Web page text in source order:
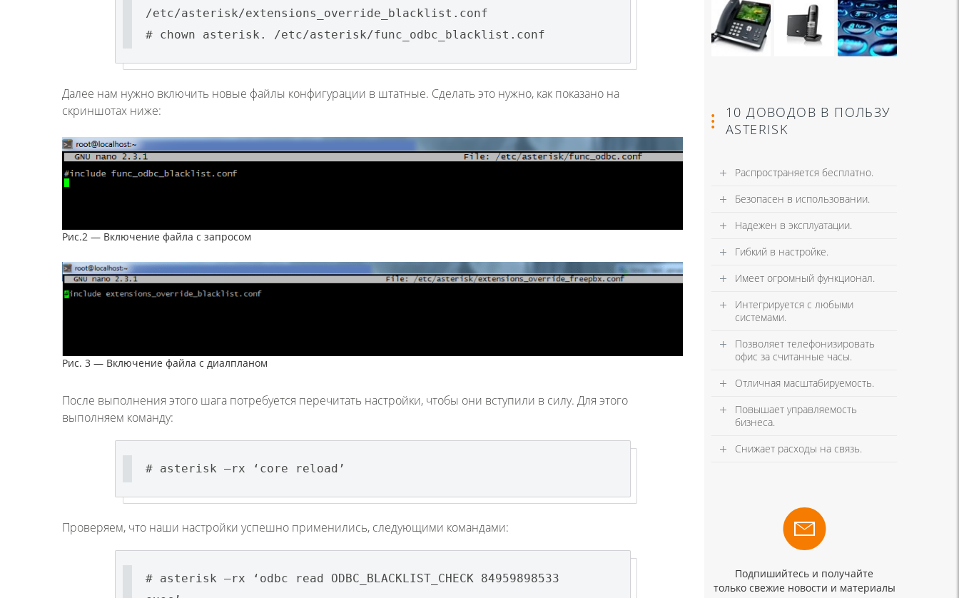
/etc/asterisk/extensions_override_blacklist.conf
# chown asterisk. /etc/asterisk/func_odbc_blacklist.conf
Далее нам нужно включить новые файлы конфигурации в штатные. Сделать это нужно, как показано на
скриншотах ниже:
Рис.2 — Включение файла с запросом
Рис. 3 — Включение файла с диалпланом
После выполнения этого шага потребуется перечитать настройки, чтобы они вступили в силу. Для этого
выполняем команду:
# asterisk –rx ‘core reload’
Проверяем, что наши настройки успешно применились, следующими командами:
# asterisk –rx ‘odbc read ODBC_BLACKLIST_CHECK 84959898533
10 ДОВОДОВ В ПОЛЬЗУ
ASTERISK
Распространяется бесплатно.
Безопасен в использовании.
Надежен в эксплуатации.
Гибкий в настройке.
Имеет огромный функционал.
Интегрируется с любыми
системами.
Позволяет телефонизировать
офис за считанные часы.
Отличная масштабируемость.
Повышает управляемость
бизнеса.
Снижает расходы на связь.
Подпишийтесь и получайте
только свежие новости и материалы